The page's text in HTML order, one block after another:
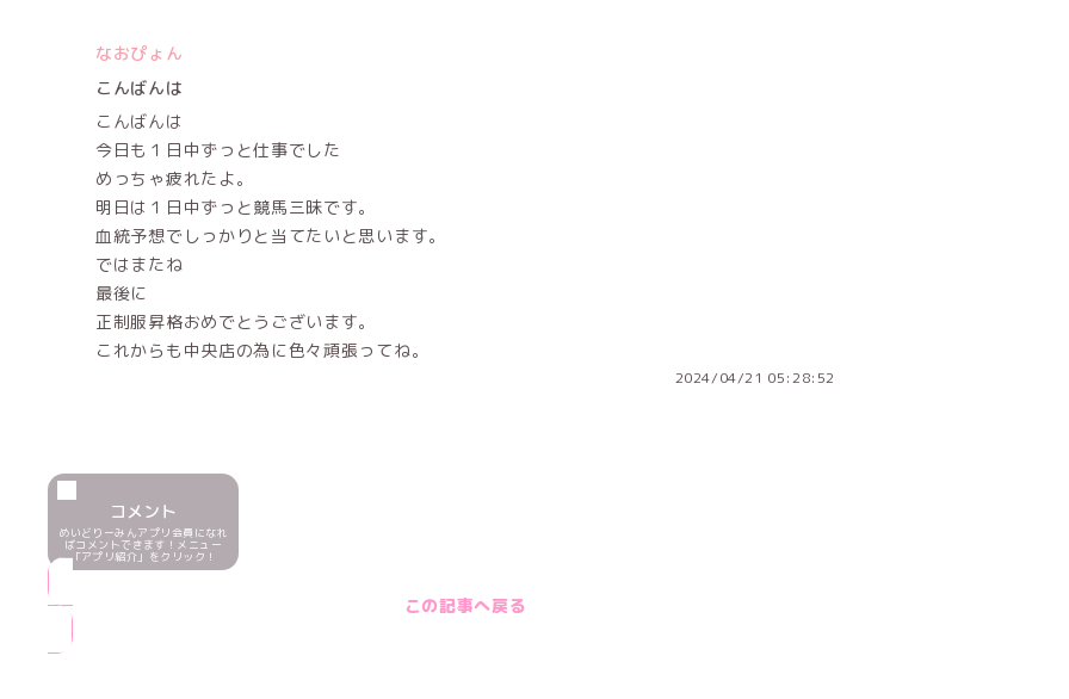
なおぴょん
こんばんは
こんばんは
今日も１日中ずっと仕事でした
めっちゃ疲れたよ。
明日は１日中ずっと競馬三昧です。
血統予想でしっかりと当てたいと思います。
ではまたね
最後に
正制服昇格おめでとうございます。
これからも中央店の為に色々頑張ってね。
2024/04/21 05:28:52
コメント
めいどりーみんアプリ会員になれ
ばコメントできます！メニュー
「アプリ紹介」をクリック！
この記事へ戻る